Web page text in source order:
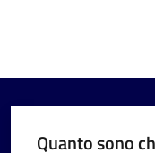
I
Quanto sono